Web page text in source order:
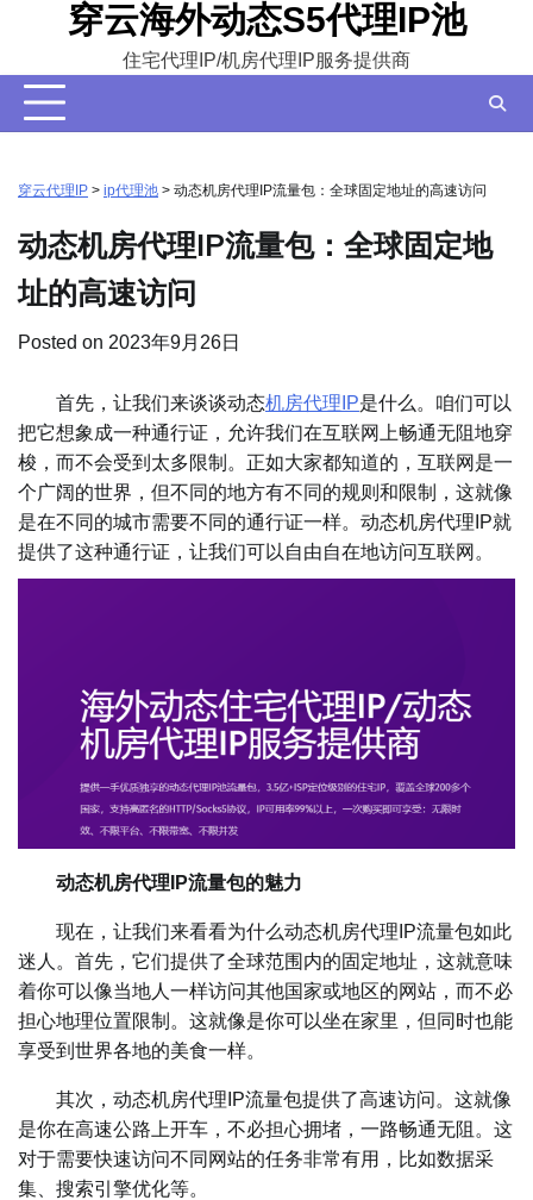
content
穿云海外动态S5代理IP池
住宅代理IP/机房代理IP服务提供商
穿云代理IP > ip代理池 > 动态机房代理IP流量包：全球固定地址的高速访问
动态机房代理IP流量包：全球固定地
址的高速访问
Posted on 2023年9月26日
首先，让我们来谈谈动态机房代理IP是什么。咱们可以
把它想象成一种通行证，允许我们在互联网上畅通无阻地穿
梭，而不会受到太多限制。正如大家都知道的，互联网是一
个广阔的世界，但不同的地方有不同的规则和限制，这就像
是在不同的城市需要不同的通行证一样。动态机房代理IP就
提供了这种通行证，让我们可以自由自在地访问互联网。
动态机房代理IP流量包的魅力
现在，让我们来看看为什么动态机房代理IP流量包如此
迷人。首先，它们提供了全球范围内的固定地址，这就意味
着你可以像当地人一样访问其他国家或地区的网站，而不必
担心地理位置限制。这就像是你可以坐在家里，但同时也能
享受到世界各地的美食一样。
其次，动态机房代理IP流量包提供了高速访问。这就像
是你在高速公路上开车，不必担心拥堵，一路畅通无阻。这
对于需要快速访问不同网站的任务非常有用，比如数据采
集、搜索引擎优化等。